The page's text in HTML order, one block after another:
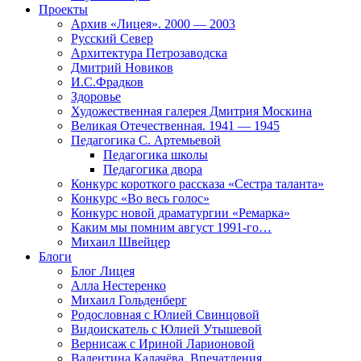
Проекты
Архив «Лицея». 2000 — 2003
Русский Север
Архитектура Петрозаводска
Дмитрий Новиков
И.С.Фрадков
Здоровье
Художественная галерея Дмитрия Москина
Великая Отечественная. 1941 — 1945
Педагогика С. Артемьевой
Педагогика школы
Педагогика двора
Конкурс короткого рассказа «Сестра таланта»
Конкурс «Во весь голос»
Конкурс новой драматургии «Ремарка»
Каким мы помним август 1991-го…
Михаил Швейцер
Блоги
Блог Лицея
Алла Нестеренко
Михаил Гольденберг
Родословная с Юлией Свинцовой
Видоискатель с Юлией Утышевой
Вернисаж с Ириной Ларионовой